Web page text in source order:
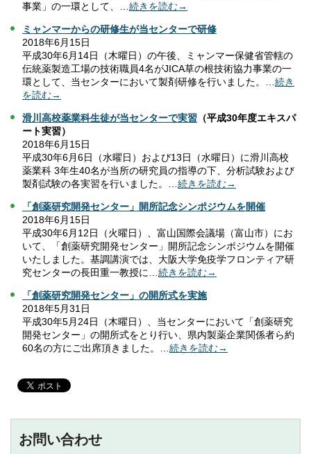
事業」の一環として、… 続きを読む→
ミャンマーからの研修生が当センターで研修
2018年6月15日
平成30年6月14日（木曜日）の午後、ミャンマー保健省管轄の
伝統薬製造工場の技術職員4名がJICA草の根技術協力事業の一
環として、当センターにおいて製剤研修を行いました。… 続き
を読む→
滑川高校薬業科生徒が当センターで実習 （平成30年度エキスパ
ート実習）
2018年6月15日
平成30年6月6日（水曜日）および13日（水曜日）に滑川高校
薬業科 3年生40名が当所の研究員の指導の下、分析試験および
製剤試験の各実習を行いました。… 続きを読む→
「創薬研究開発センター」開所記念シンポジウムを開催
2018年6月15日
平成30年6月12日（火曜日）、富山国際会議場（富山市）にお
いて、「創薬研究開発センター」開所記念シンポジウムを開催
いたしました。基調講演では、大阪大学免疫学フロンティア研
究センターの長田重一教授に… 続きを読む→
「創薬研究開発センター」の開所式を実施
2018年5月31日
平成30年5月24日（木曜日）、当センターにおいて「創薬研究
開発センター」の開所式をとり行い、県内製薬企業関係者ら約
60名の方にご出席頂きました。… 続きを読む→
お問い合わせ